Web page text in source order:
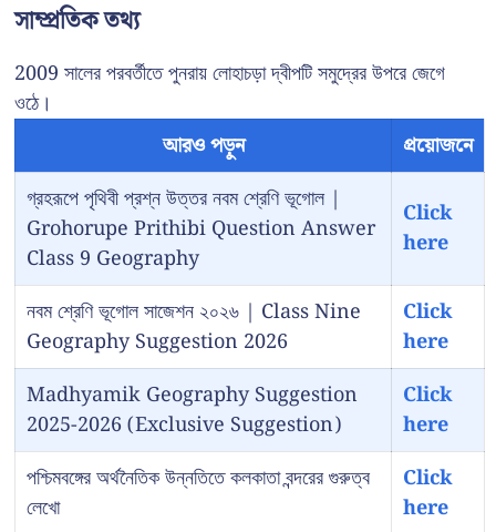
সাম্প্রতিক তথ্য
2009 সালের পরবর্তীতে পুনরায় লোহাচড়া দ্বীপটি সমুদ্রের উপরে জেগে
ওঠে।
আরও পড়ুন
প্রয়োজনে
গ্রহরূপে পৃথিবী প্রশ্ন উত্তর নবম শ্রেণি ভূগোল |
Grohorupe Prithibi Question Answer
Class 9 Geography
Click
here
নবম শ্রেণি ভূগোল সাজেশন ২০২৬ | Class Nine
Geography Suggestion 2026
Click
here
Madhyamik Geography Suggestion
2025-2026 (Exclusive Suggestion)
Click
here
পশ্চিমবঙ্গের অর্থনৈতিক উন্নতিতে কলকাতা বন্দরের গুরুত্ব
লেখো
Click
here